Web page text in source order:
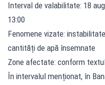
Interval de valabilitate: 18
13:00
Fenomene vizate:
cantități de apă însemnate
Zone afectate: conform
În intervalul menționat, în